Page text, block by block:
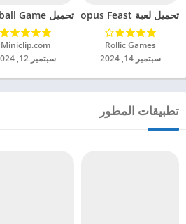
تحميل لعبة Octopus Feast مهكرة للاندرويد 2024
Rollic Games‏
سبتمبر 14, 2024
تحميل Soccer Hero PvP Football Game مهكرة للاندرويد 2024
Miniclip.com‏
سبتمبر 12, 2024
تطبيقات المطور